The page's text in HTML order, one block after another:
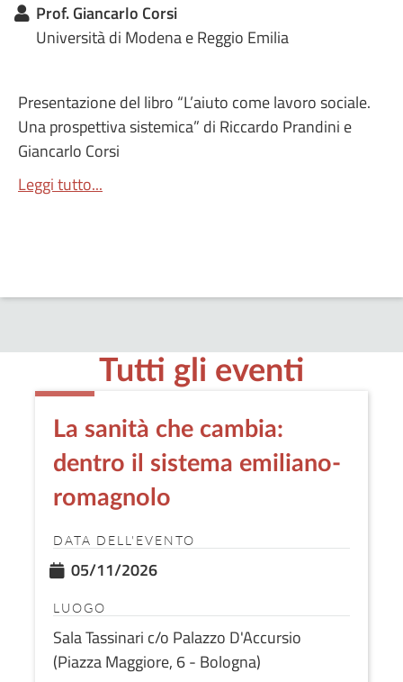
Prof. Giancarlo Corsi
Università di Modena e Reggio Emilia
Presentazione del libro “L’aiuto come lavoro sociale.
Una prospettiva sistemica” di Riccardo Prandini e
Giancarlo Corsi
Leggi tutto...
Tutti gli eventi
La sanità che cambia:
dentro il sistema emiliano-
romagnolo
DATA DELL'EVENTO
05/11/2026
LUOGO
Sala Tassinari c/o Palazzo D'Accursio
(Piazza Maggiore, 6 - Bologna)